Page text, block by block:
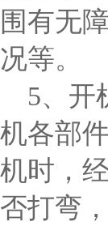
围有无
况等。
5、开
机各部
机时，
否打弯